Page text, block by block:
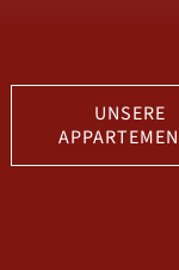
UNSERE